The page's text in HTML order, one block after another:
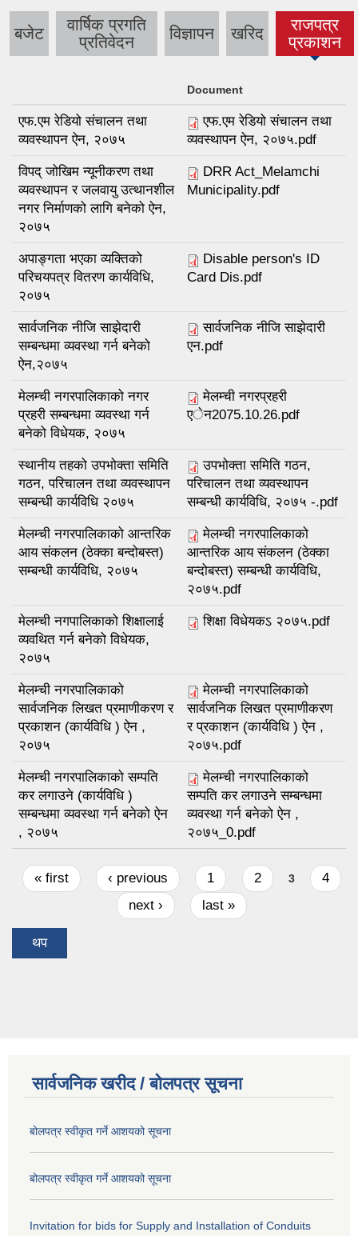
बजेट
वार्षिक प्रगति
प्रतिवेदन
विज्ञापन खरिद
राजपत्र
प्रकाशन
(active
tab)
Document
एफ.एम रेडियो संचालन तथा
व्यवस्थापन ऐन, २०७५
एफ.एम रेडियो संचालन तथा
व्यवस्थापन ऐन, २०७५.pdf
विपद् जोखिम न्यूनीकरण तथा
व्यवस्थापन र जलवायु उत्थानशील
नगर निर्माणको लागि बनेको ऐन,
२०७५
DRR Act_Melamchi
Municipality.pdf
अपाङ्गता भएका व्यक्तिको
परिचयपत्र वितरण कार्यविधि,
२०७५
Disable person's ID
Card Dis.pdf
सार्वजनिक नीजि साझेदारी
सम्बन्धमा व्यवस्था गर्न बनेको
ऐन,२०७५
सार्वजनिक नीजि साझेदारी
एन.pdf
मेलम्ची नगरपालिकाको नगर
प्रहरी सम्बन्धमा व्यवस्था गर्न
बनेको विधेयक, २०७५
मेलम्ची नगरप्रहरी
एेन2075.10.26.pdf
स्थानीय तहको उपभोक्ता समिति
गठन, परिचालन तथा व्यवस्थापन
सम्बन्धी कार्यविधि २०७५
उपभोक्ता समिति गठन,
परिचालन तथा व्यवस्थापन
सम्बन्धी कार्यविधि, २०७५ -.pdf
मेलम्ची नगरपालिकाको आन्तरिक
आय संकलन (ठेक्का बन्दोबस्त)
सम्बन्धी कार्यविधि, २०७५
मेलम्ची नगरपालिकाको
आन्तरिक आय संकलन (ठेक्का
बन्दोबस्त) सम्बन्धी कार्यविधि,
२०७५.pdf
मेलम्ची नगपालिकाको शिक्षालाई
व्यवथित गर्न बनेको विधेयक,
२०७५
शिक्षा विधेयकऽ २०७५.pdf
मेलम्ची नगरपालिकाको
सार्वजनिक लिखत प्रमाणीकरण र
प्रकाशन (कार्यविधि ) ऐन ,
२०७५
मेलम्ची नगरपालिकाको
सार्वजनिक लिखत प्रमाणीकरण
र प्रकाशन (कार्यविधि ) ऐन ,
२०७५.pdf
मेलम्ची नगरपालिकाको सम्पति
कर लगाउने (कार्यविधि )
सम्बन्धमा व्यवस्था गर्न बनेको ऐन
, २०७५
मेलम्ची नगरपालिकाको
सम्पति कर लगाउने सम्बन्धमा
व्यवस्था गर्न बनेको ऐन ,
२०७५_0.pdf
Pages
« first ‹ previous 1 2 3
4
next ›
last »
थप
सार्वजनिक खरीद / बोलपत्र सूचना
बोलपत्र स्वीकृत गर्ने आशयको सूचना
बोलपत्र स्वीकृत गर्ने आशयको सूचना
Invitation for bids for Supply and Installation of Conduits